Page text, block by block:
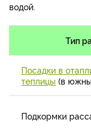
водой.
Тип
Посадки в
теплицы (в
Подкормки